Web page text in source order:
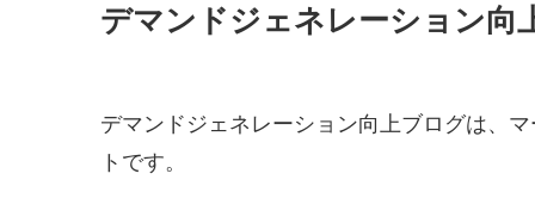
デマンドジェネレーション向
デマンドジェネレーション向上ブログは、
トです。